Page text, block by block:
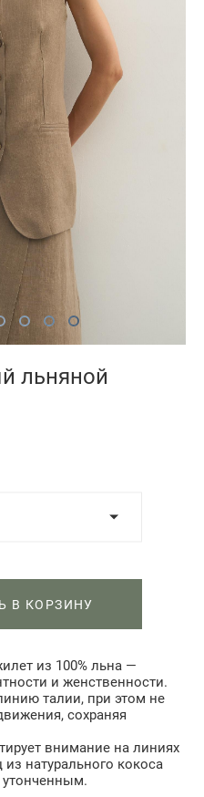
льняной
В КОРЗИНУ
из 100% льна —
и женственности.
талии, при этом не
сохраняя
внимание на линиях
натурального кокоса